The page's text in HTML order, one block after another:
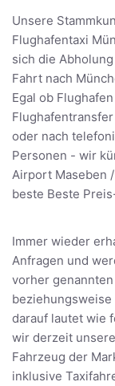
Unsere
Flughafentaxi
sich die
Fahrt nach
Egal ob
oder nach
Personen - wir
Airport Maseben
beste Beste
Immer wieder
Anfragen und
vorher
darauf lautet wie
wir derzeit
Fahrzeug der
inklusive